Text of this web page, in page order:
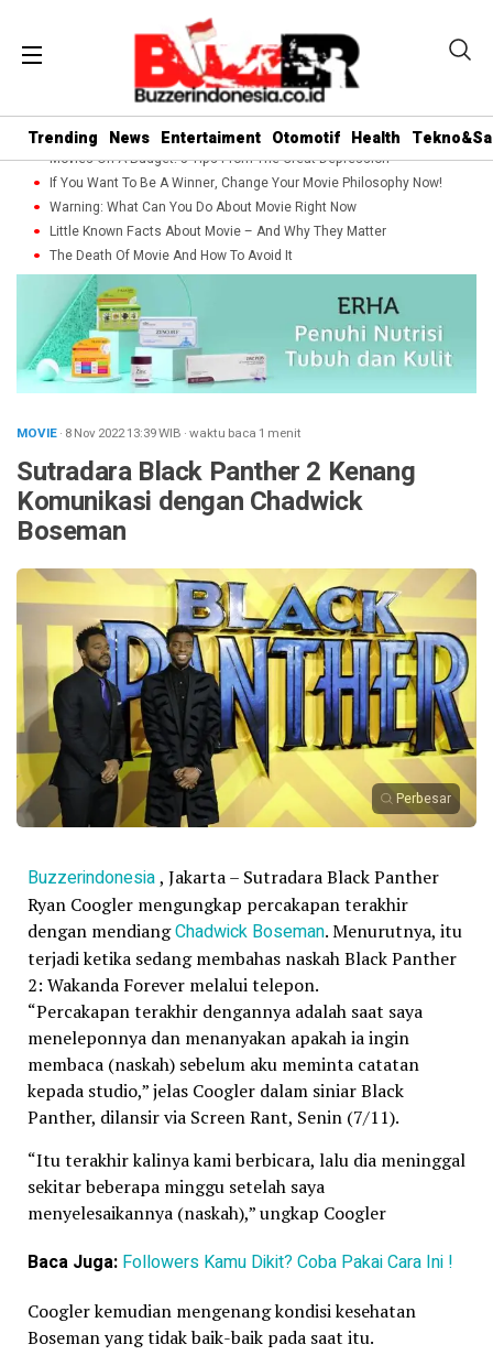
Trending News Entertaiment Otomotif Health
Movies On A Budget: 5 Tips From The Great Depression
If You Want To Be A Winner, Change Your Movie Philosophy Now!
Warning: What Can You Do About Movie Right Now
Little Known Facts About Movie – And Why They Matter
The Death Of Movie And How To Avoid It
MOVIE· 8 Nov 202213:39WIB ·waktu baca 1 menit
Sutradara Black Panther 2 Kenang
Komunikasi dengan Chadwick
Boseman
Perbesar
Buzzerindonesia, Jakarta – Sutradara Black Panther
Ryan Coogler mengungkap percakapan terakhir
dengan mendiangChadwick Boseman. Menurutnya, itu
terjadi ketika sedang membahas naskah Black Panther
2: Wakanda Forever melalui telepon.
“Percakapan terakhir dengannya adalah saat saya
meneleponnya dan menanyakan apakah ia ingin
membaca (naskah) sebelum aku meminta catatan
kepada studio,” jelas Coogler dalam siniar Black
Panther, dilansir via Screen Rant, Senin (7/11).
“Itu terakhir kalinya kami berbicara, lalu dia meninggal
sekitar beberapa minggu setelah saya
menyelesaikannya (naskah),” ungkap Coogler
Baca Juga: Followers Kamu Dikit? Coba Pakai Cara Ini !
Coogler kemudian mengenang kondisi kesehatan
Boseman yang tidak baik-baik pada saat itu.